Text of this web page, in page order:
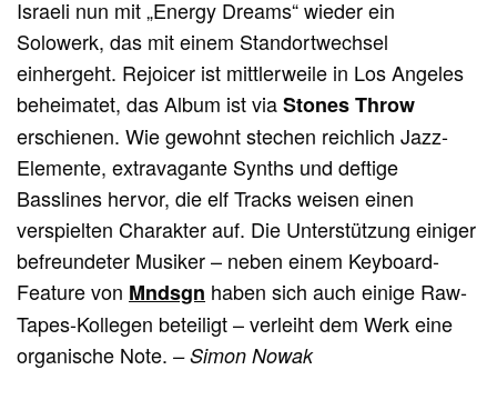
Israeli nun mit „Energy Dreams“ wieder ein
Solowerk, das mit einem Standortwechsel
einhergeht. Rejoicer ist mittlerweile in Los Angeles
beheimatet, das Album ist viaStones Throw
erschienen. Wie gewohnt stechen reichlich Jazz-
Elemente, extravagante Synths und deftige
Basslines hervor, die elf Tracks weisen einen
verspielten Charakter auf. Die Unterstützung einiger
befreundeter Musiker – neben einem Keyboard-
Feature von Mndsgn haben sich auch einige Raw-
Tapes-Kollegen beteiligt – verleiht dem Werk eine
organische Note.– Simon Nowak